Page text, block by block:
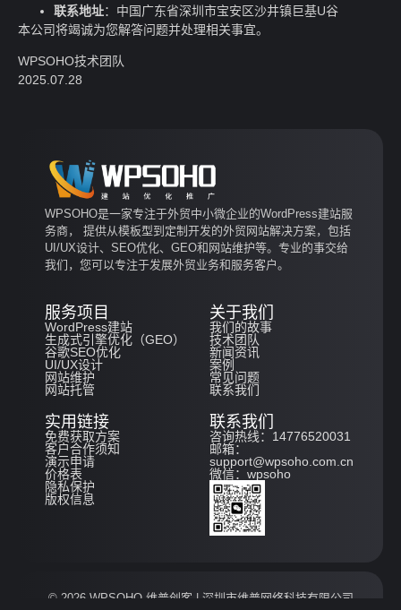
联系地址：中国广东省深圳市宝安区沙井镇巨基U谷
本公司将竭诚为您解答问题并处理相关事宜。
WPSOHO技术团队
2025.07.28
WPSOHO是一家专注于外贸中小微企业的WordPress建站服
务商， 提供从模板型到定制开发的外贸网站解决方案，包括
UI/UX设计、SEO优化、GEO和网站维护等。专业的事交给
我们，您可以专注于发展外贸业务和服务客户。
服务项目
WordPress建站
生成式引擎优化（GEO）
谷歌SEO优化
UI/UX设计
网站维护
网站托管
关于我们
我们的故事
技术团队
新闻资讯
案例
常见问题
联系我们
实用链接
免费获取方案
客户合作须知
演示申请
价格表
隐私保护
版权信息
联系我们
咨询热线：14776520031
邮箱：
support@wpsoho.com.cn
微信：wpsoho
© 2026 WPSOHO 维普创客 | 深圳市维普网络科技有限公司